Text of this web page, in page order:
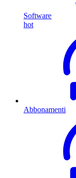
Software
hot
Abbonamenti